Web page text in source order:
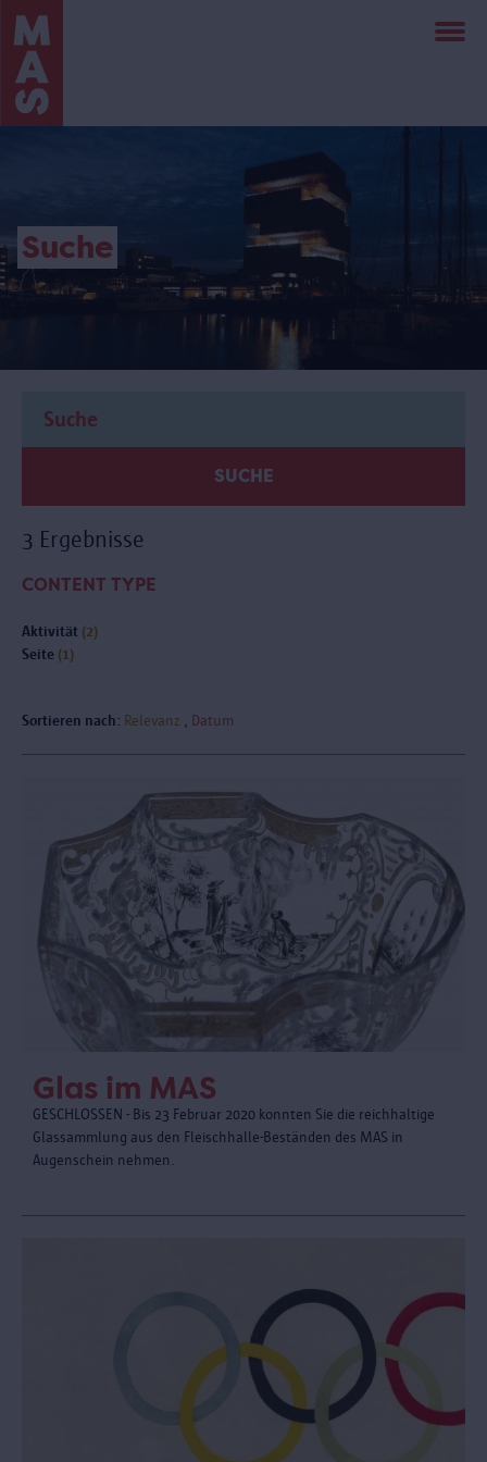
Direkt
zum
Inhalt
Suche
SUCHE
3 Ergebnisse
CONTENT TYPE
Aktivität (2)
Seite (1)
Sortieren nach: Relevanz Datum
Glas im MAS
GESCHLOSSEN - Bis 23 Februar 2020 konnten Sie die reichhaltige
Glassammlung aus den Fleischhalle-Beständen des MAS in
Augenschein nehmen.